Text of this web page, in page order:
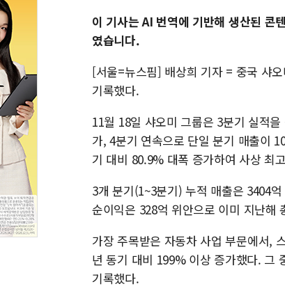
이 기사는 AI 번역에 기반해 생산된
였습니다.
[서울=뉴스핌] 배상희 기자 = 중국 샤
기록했다.
11월 18일 샤오미 그룹은 3분기 실적
가, 4분기 연속으로 단일 분기 매출이
기 대비 80.9% 대폭 증가하여 사상 최
3개 분기(1~3분기) 누적 매출은 3404
순이익은 328억 위안으로 이미 지난해
가장 주목받은 자동차 사업 부문에서,
년 동기 대비 199% 이상 증가했다. 그
기록했다.